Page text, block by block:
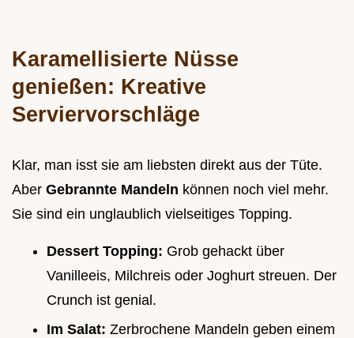
Karamellisierte Nüsse
genießen: Kreative
Serviervorschläge
Klar, man isst sie am liebsten direkt aus der Tüte.
Aber Gebrannte Mandeln können noch viel mehr.
Sie sind ein unglaublich vielseitiges Topping.
Dessert Topping: Grob gehackt über
Vanilleeis, Milchreis oder Joghurt streuen. Der
Crunch ist genial.
Im Salat: Zerbrochene Mandeln geben einem